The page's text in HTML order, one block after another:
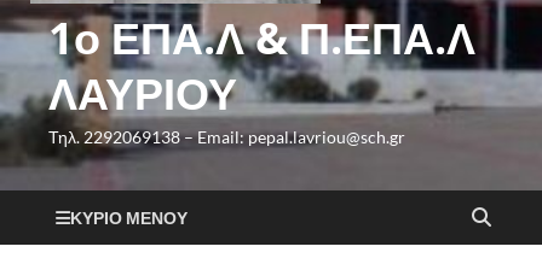
1ο ΕΠΑ.Λ & Π.ΕΠΑ.Λ
ΛΑΥΡΙΟΥ
Τηλ. 2292069138 – Email: pepal.lavriou@sch.gr
ΚΎΡΙΟ ΜΕΝΟΎ